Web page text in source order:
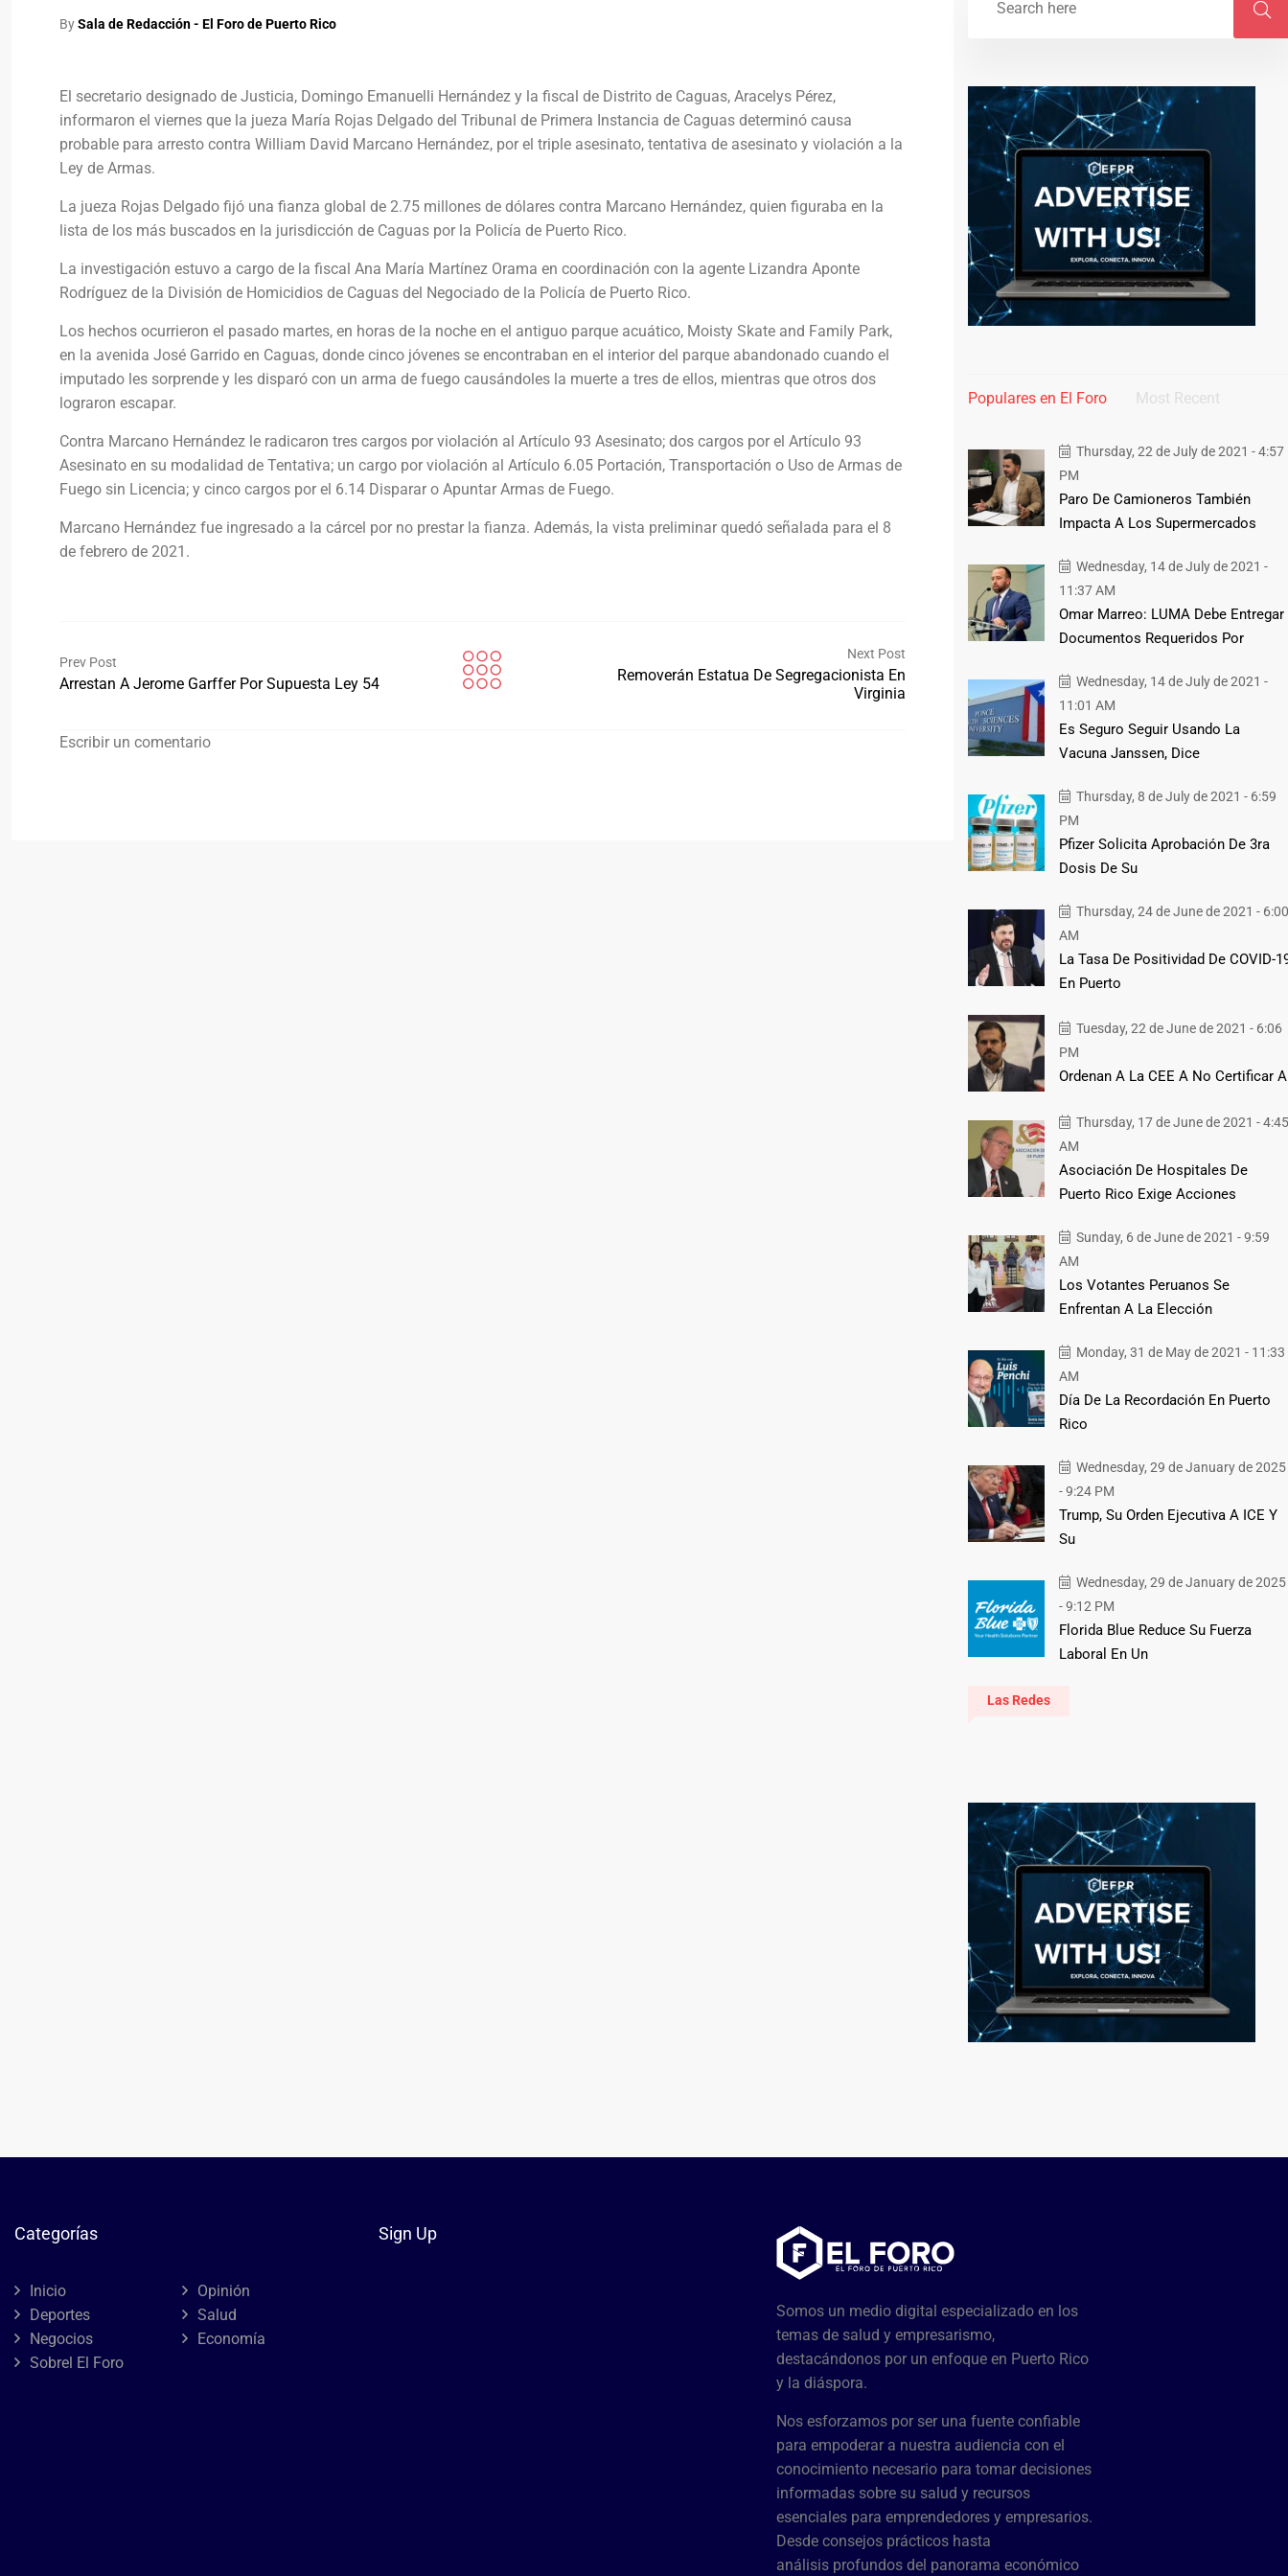
BySala de Redacción - El Foro de Puerto Rico
El secretario designado de Justicia, Domingo Emanuelli Hernández y la fiscal de Distrito de Caguas, Aracelys Pérez,
informaron el viernes que la jueza María Rojas Delgado del Tribunal de Primera Instancia de Caguas determinó causa
probable para arresto contra William David Marcano Hernández, por el triple asesinato, tentativa de asesinato y violación a la
Ley de Armas.
La jueza Rojas Delgado fijó una fianza global de 2.75 millones de dólares contra Marcano Hernández, quien figuraba en la
lista de los más buscados en la jurisdicción de Caguas por la Policía de Puerto Rico.
La investigación estuvo a cargo de la fiscal Ana María Martínez Orama en coordinación con la agente Lizandra Aponte
Rodríguez de la División de Homicidios de Caguas del Negociado de la Policía de Puerto Rico.
Los hechos ocurrieron el pasado martes, en horas de la noche en el antiguo parque acuático, Moisty Skate and Family Park,
en la avenida José Garrido en Caguas, donde cinco jóvenes se encontraban en el interior del parque abandonado cuando el
imputado les sorprende y les disparó con un arma de fuego causándoles la muerte a tres de ellos, mientras que otros dos
lograron escapar.
Contra Marcano Hernández le radicaron tres cargos por violación al Artículo 93 Asesinato; dos cargos por el Artículo 93
Asesinato en su modalidad de Tentativa; un cargo por violación al Artículo 6.05 Portación, Transportación o Uso de Armas de
Fuego sin Licencia; y cinco cargos por el 6.14 Disparar o Apuntar Armas de Fuego.
Marcano Hernández fue ingresado a la cárcel por no prestar la fianza. Además, la vista preliminar quedó señalada para el 8
de febrero de 2021.
Prev Post
Arrestan A Jerome Garffer Por Supuesta Ley 54
Next Post
Removerán Estatua De Segregacionista En
Virginia
Escribir un comentario
Populares en El Foro Most Recent
Thursday, 22 de July de 2021 - 4:57
PM
Paro De Camioneros También
Impacta A Los Supermercados
Wednesday, 14 de July de 2021 -
11:37 AM
Omar Marreo: LUMA Debe Entregar
Documentos Requeridos Por
Wednesday, 14 de July de 2021 -
11:01 AM
Es Seguro Seguir Usando La
Vacuna Janssen, Dice
Thursday, 8 de July de 2021 - 6:59
PM
Pfizer Solicita Aprobación De 3ra
Dosis De Su
Thursday, 24 de June de 2021 - 6:00
AM
La Tasa De Positividad De COVID-
En Puerto
Tuesday, 22 de June de 2021 - 6:06
PM
Ordenan A La CEE A No Certificar A
Thursday, 17 de June de 2021 - 4:45
AM
Asociación De Hospitales De
Puerto Rico Exige Acciones
Sunday, 6 de June de 2021 - 9:59
AM
Los Votantes Peruanos Se
Enfrentan A La Elección
Monday, 31 de May de 2021 - 11:33
AM
Día De La Recordación En Puerto
Rico
Wednesday, 29 de January de 2025
- 9:24 PM
Trump, Su Orden Ejecutiva A ICE Y
Su
Wednesday, 29 de January de 2025
- 9:12 PM
Florida Blue Reduce Su Fuerza
Laboral En Un
Las Redes
Categorías
Inicio
Opinión
Deportes
Salud
Negocios
Economía
Sobrel El Foro
Sign Up
Somos un medio digital especializado en los
temas de salud y empresarismo,
destacándonos por un enfoque en Puerto Rico
y la diáspora.
Nos esforzamos por ser una fuente confiable
para empoderar a nuestra audiencia con el
conocimiento necesario para tomar decisiones
informadas sobre su salud y recursos
esenciales para emprendedores y empresarios.
Desde consejos prácticos hasta
análisis profundos del panorama económico